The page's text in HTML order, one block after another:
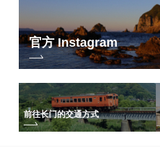
官方 Instagram
前往长门的交通方式